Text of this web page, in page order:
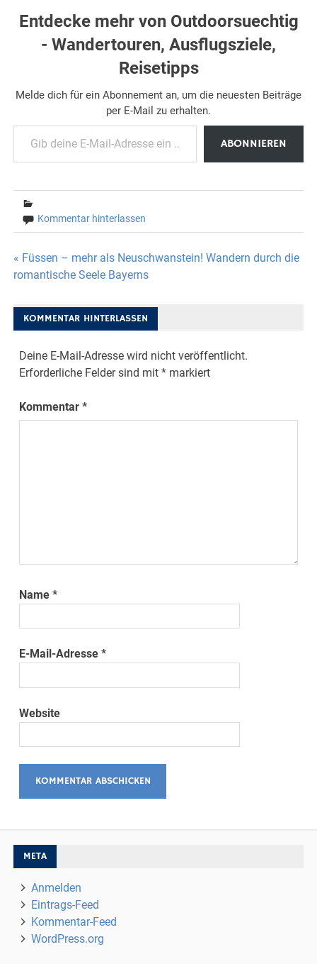
Entdecke mehr von Outdoorsuechtig
- Wandertouren, Ausflugsziele,
Reisetipps
Melde dich für ein Abonnement an, um die neuesten Beiträge
per E-Mail zu erhalten.
Gib deine E-Mail-Adresse ein ...
ABONNIEREN
Kommentar hinterlassen
Beitragsnavigation
« Füssen – mehr als Neuschwanstein! Wandern durch die
romantische Seele Bayerns
KOMMENTAR HINTERLASSEN
Deine E-Mail-Adresse wird nicht veröffentlicht.
Erforderliche Felder sind mit* markiert
Kommentar*
Name*
E-Mail-Adresse*
Website
META
Anmelden
Eintrags-Feed
Kommentar-Feed
WordPress.org